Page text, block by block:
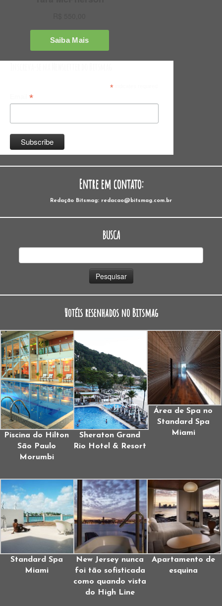
*indicates required
*
Entre em contato:
Redação Bitsmag: redacao@bitsmag.com.br
BUSCA
Hotéis resenhados no Bitsmag
Piscina do Hilton
São Paulo
Morumbi
Sheraton Grand
Rio Hotel & Resort
Área de Spa no
Standard Spa
Miami
Standard Spa
Miami
New Jersey nunca
foi tão sofisticada
como quando vista
do High Line
Apartamento de
esquina